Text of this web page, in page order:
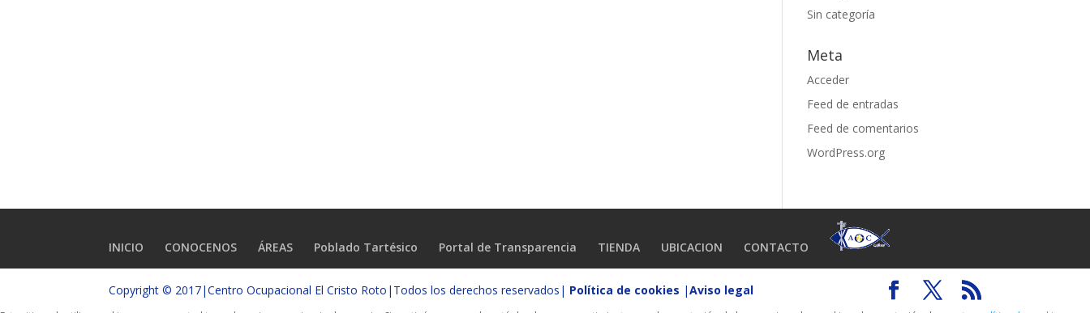
Sin categoría
Meta
Acceder
Feed de entradas
Feed de comentarios
WordPress.org
INICIO CONOCENOS ÁREAS Poblado Tartésico Portal de Transparencia TIENDA UBICACION CONTACTO
Copyright © 2017|Centro Ocupacional El Cristo Roto|Todos los derechos reservados| Política de cookies |Aviso legal